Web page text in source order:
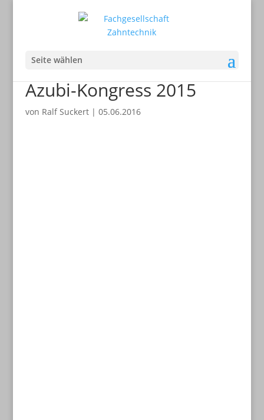
Seite wählen
Azubi-Kongress 2015
von Ralf Suckert| 05.06.2016